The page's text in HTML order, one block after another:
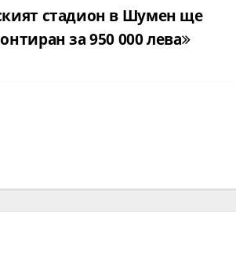
стадион в Шумен ще
за 950 000 лева